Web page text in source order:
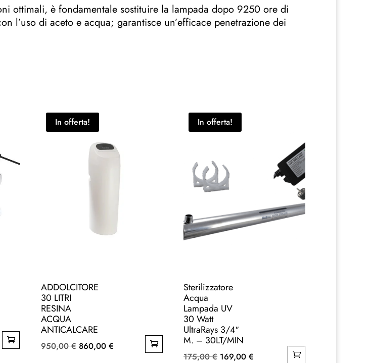
ottimali, è fondamentale sostituire la lampada dopo 9250 ore di
l’uso di aceto e acqua; garantisce un’efficace penetrazione dei
In offerta!
ADDOLCITORE
30 LITRI
RESINA
ACQUA
ANTICALCARE
950,00€ Il
860,00 €Il
In offerta!
Sterilizzatore
Acqua
Lampada UV
30 Watt
UltraRays 3/4″
M. – 30LT/MIN
175,00€ Il
169,00€